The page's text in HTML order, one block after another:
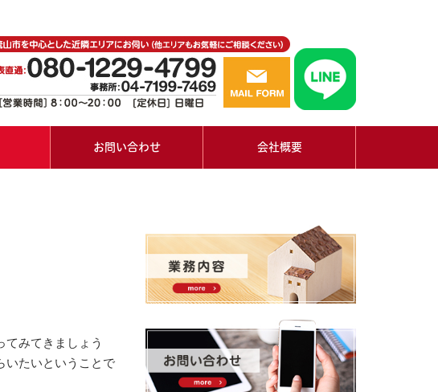
お問い合わせ 会社概要
みてきましょう
いたいということで